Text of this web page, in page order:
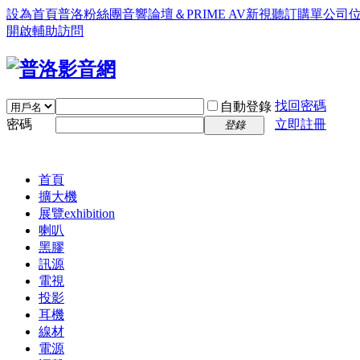
設為首頁普洛粉絲團音響論壇＆PRIME AV新視聽訂購單公司
開啟輔助訪問
自動登錄 找回密碼
密碼
登錄 立即註冊
首頁
擴大機
展覽exhibition
喇叭
黑膠
訊源
電視
投影
耳機
線材
電源